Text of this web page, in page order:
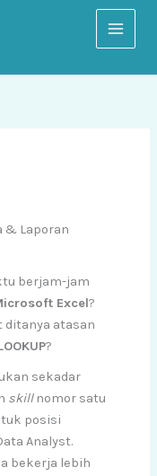
& Laporan
berjam-jam
Excel?
ditanya atasan
?
sekadar
skillnomor satu
posisi
Analyst.
bekerja lebih